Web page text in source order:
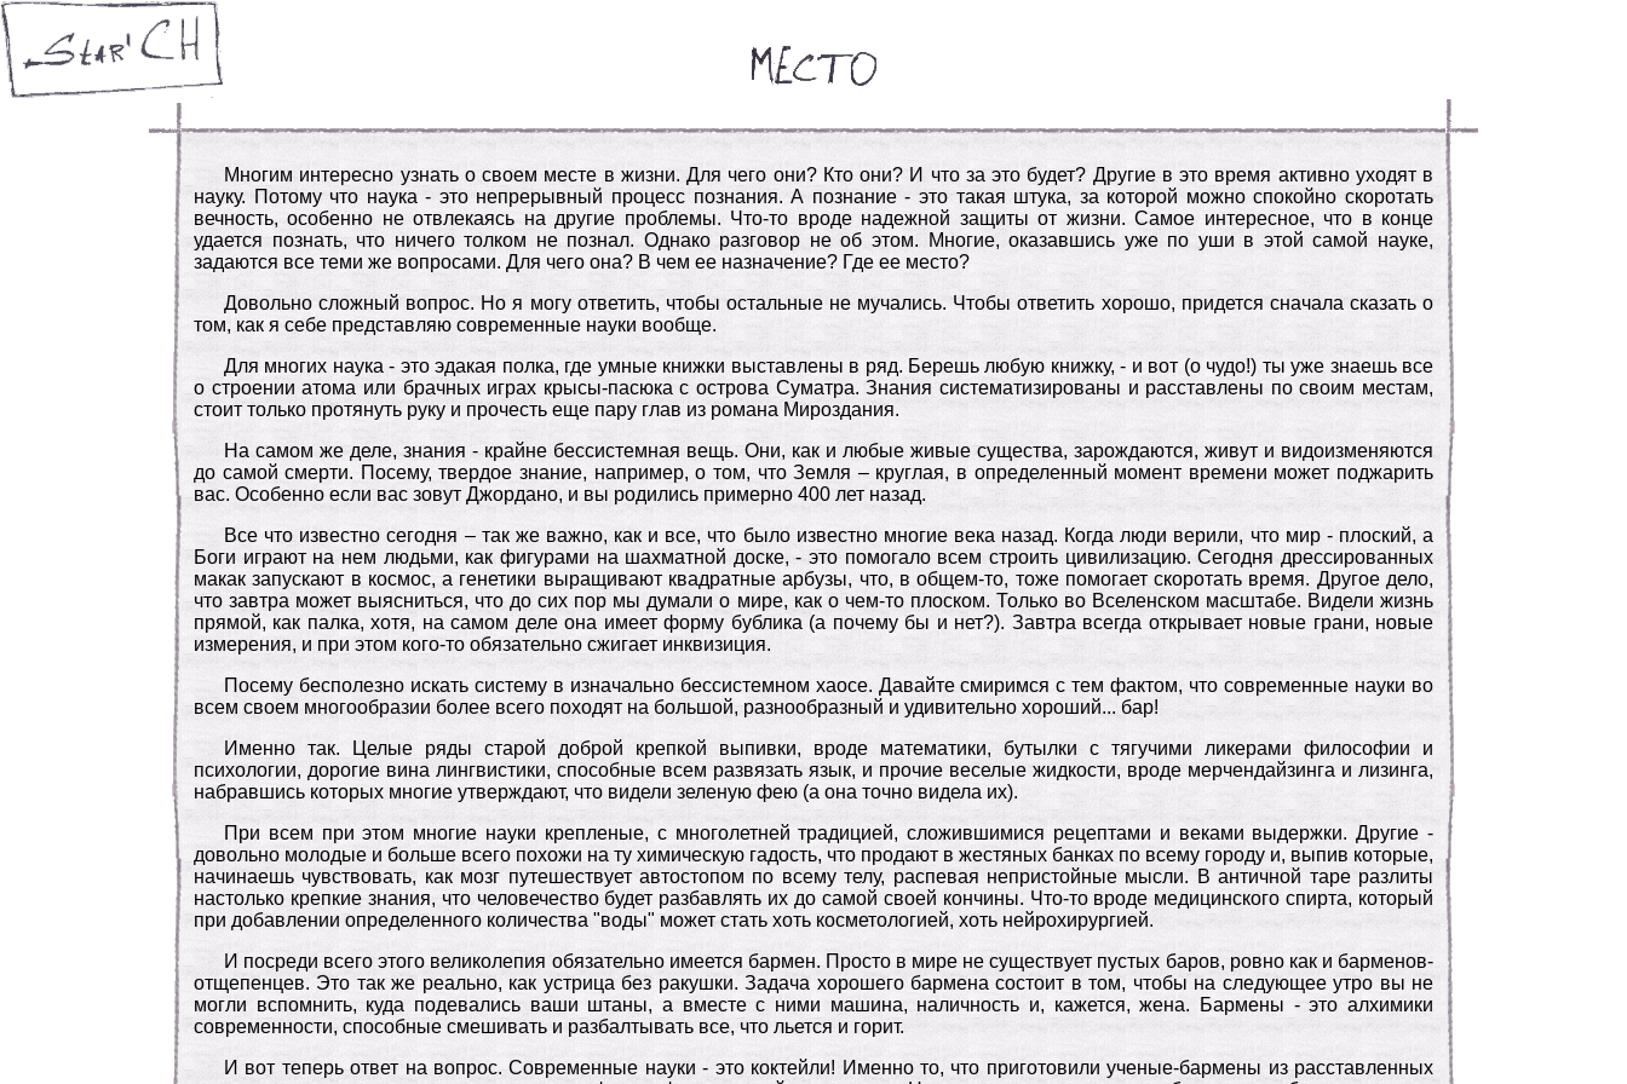
Многим интересно узнать о своем месте в жизни. Для чего они? Кто они? И что за это будет? Другие в это время активно уходят в
науку. Потому что наука - это непрерывный процесс познания. А познание - это такая штука, за которой можно спокойно скоротать
вечность, особенно не отвлекаясь на другие проблемы. Что-то вроде надежной защиты от жизни. Самое интересное, что в конце
удается познать, что ничего толком не познал. Однако разговор не об этом. Многие, оказавшись уже по уши в этой самой науке,
задаются все теми же вопросами. Для чего она? В чем ее назначение? Где ее место?
Довольно сложный вопрос. Но я могу ответить, чтобы остальные не мучались. Чтобы ответить хорошо, придется сначала сказать о
том, как я себе представляю современные науки вообще.
Для многих наука - это эдакая полка, где умные книжки выставлены в ряд. Берешь любую книжку, - и вот (о чудо!) ты уже знаешь все
о строении атома или брачных играх крысы-пасюка с острова Суматра. Знания систематизированы и расставлены по своим местам,
стоит только протянуть руку и прочесть еще пару глав из романа Мироздания.
На самом же деле, знания - крайне бессистемная вещь. Они, как и любые живые существа, зарождаются, живут и видоизменяются
до самой смерти. Посему, твердое знание, например, о том, что Земля – круглая, в определенный момент времени может поджарить
вас. Особенно если вас зовут Джордано, и вы родились примерно 400 лет назад.
Все что известно сегодня – так же важно, как и все, что было известно многие века назад. Когда люди верили, что мир - плоский, а
Боги играют на нем людьми, как фигурами на шахматной доске, - это помогало всем строить цивилизацию. Сегодня дрессированных
макак запускают в космос, а генетики выращивают квадратные арбузы, что, в общем-то, тоже помогает скоротать время. Другое дело,
что завтра может выясниться, что до сих пор мы думали о мире, как о чем-то плоском. Только во Вселенском масштабе. Видели жизнь
прямой, как палка, хотя, на самом деле она имеет форму бублика (а почему бы и нет?). Завтра всегда открывает новые грани, новые
измерения, и при этом кого-то обязательно сжигает инквизиция.
Посему бесполезно искать систему в изначально бессистемном хаосе. Давайте смиримся с тем фактом, что современные науки во
всем своем многообразии более всего походят на большой, разнообразный и удивительно хороший... бар!
Именно так. Целые ряды старой доброй крепкой выпивки, вроде математики, бутылки с тягучими ликерами философии и
психологии, дорогие вина лингвистики, способные всем развязать язык, и прочие веселые жидкости, вроде мерчендайзинга и лизинга,
набравшись которых многие утверждают, что видели зеленую фею (а она точно видела их).
При всем при этом многие науки крепленые, с многолетней традицией, сложившимися рецептами и веками выдержки. Другие -
довольно молодые и больше всего похожи на ту химическую гадость, что продают в жестяных банках по всему городу и, выпив которые,
начинаешь чувствовать, как мозг путешествует автостопом по всему телу, распевая непристойные мысли. В античной таре разлиты
настолько крепкие знания, что человечество будет разбавлять их до самой своей кончины. Что-то вроде медицинского спирта, который
при добавлении определенного количества "воды" может стать хоть косметологией, хоть нейрохирургией.
И посреди всего этого великолепия обязательно имеется бармен. Просто в мире не существует пустых баров, ровно как и барменов-
отщепенцев. Это так же реально, как устрица без ракушки. Задача хорошего бармена состоит в том, чтобы на следующее утро вы не
могли вспомнить, куда подевались ваши штаны, а вместе с ними машина, наличность и, кажется, жена. Бармены - это алхимики
современности, способные смешивать и разбалтывать все, что льется и горит.
И вот теперь ответ на вопрос. Современные науки - это коктейли! Именно то, что приготовили ученые-бармены из расставленных